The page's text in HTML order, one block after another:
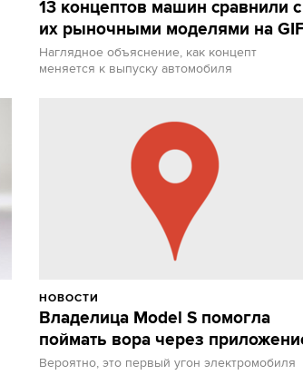
13 концептов машин сравнили с
их рыночными моделями на
Наглядное объяснение, как концепт
меняется к выпуску автомобиля
НОВОСТИ
Владелица Model S помогла
поймать вора через
Вероятно, это первый угон электромобиля